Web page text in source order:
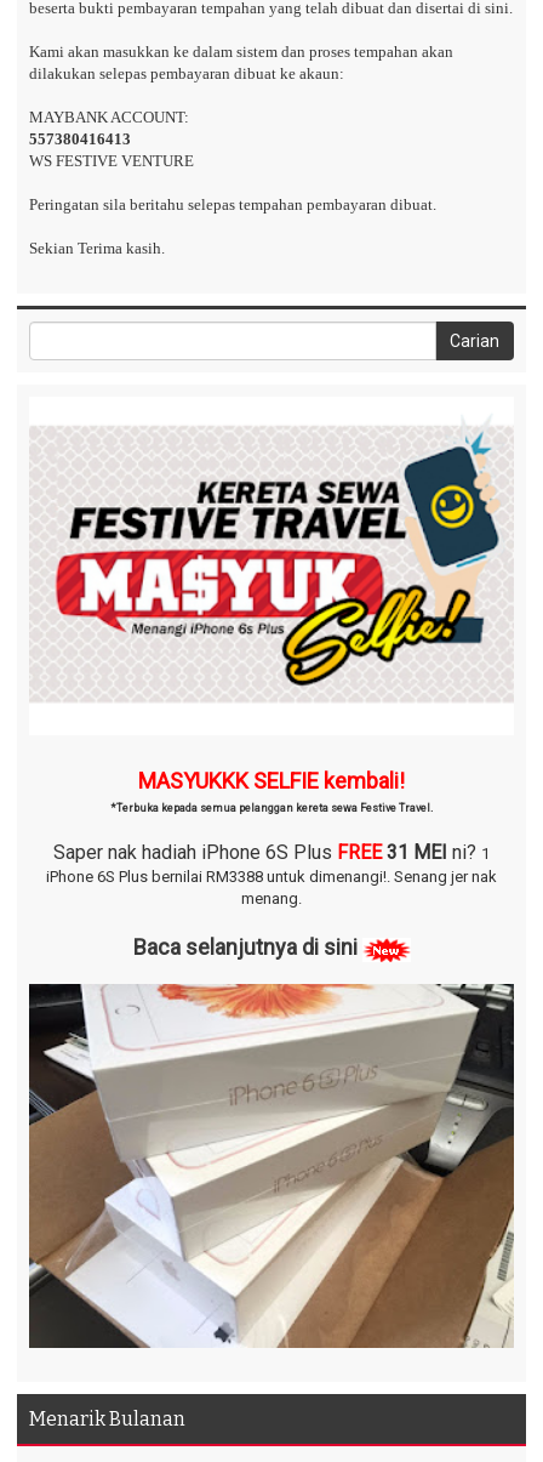
beserta bukti pembayaran tempahan yang telah dibuat dan disertai di sini.
Kami akan masukkan ke dalam sistem dan proses tempahan akan
dilakukan selepas pembayaran dibuat ke akaun:
MAYBANK ACCOUNT:
557380416413
WS FESTIVE VENTURE
Peringatan sila beritahu selepas tempahan pembayaran dibuat.
Sekian Terima kasih.
MASYUKKK SELFIE kembali!
*Terbuka kepada semua pelanggan kereta sewa Festive Travel.
Saper nak hadiah iPhone 6S Plus FREE 31 MEI ni? 1
iPhone 6S Plus bernilai RM3388 untuk dimenangi!. Senang jer nak
menang.
Baca selanjutnya di sini
Menarik Bulanan